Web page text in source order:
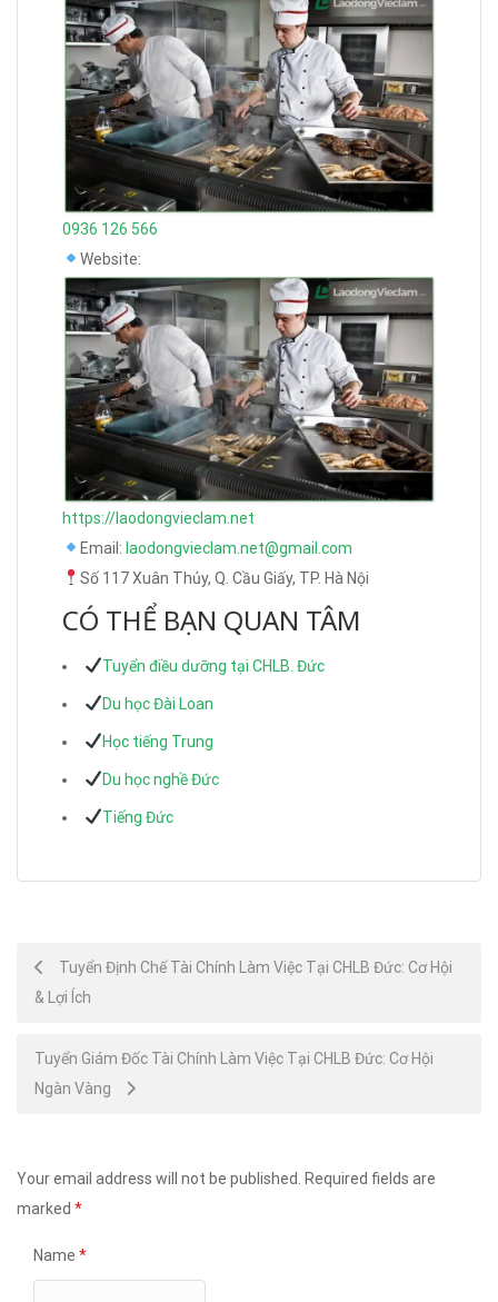
0936 126 566
Website:
https://laodongvieclam.net
Email: laodongvieclam.net@gmail.com
Số 117 Xuân Thủy, Q. Cầu Giấy, TP. Hà Nội
CÓ THỂ BẠN QUAN TÂM
Tuyển điều dưỡng tại CHLB. Đức
Du học Đài Loan
Học tiếng Trung
Du học nghề Đức
Tiếng Đức
Post
navigation
Tuyển Định Chế Tài Chính Làm Việc Tại CHLB Đức: Cơ Hội
& Lợi Ích
Tuyển Giám Đốc Tài Chính Làm Việc Tại CHLB Đức: Cơ Hội
Ngàn Vàng
Your email address will not be published.
Required fields are
marked *
Name *